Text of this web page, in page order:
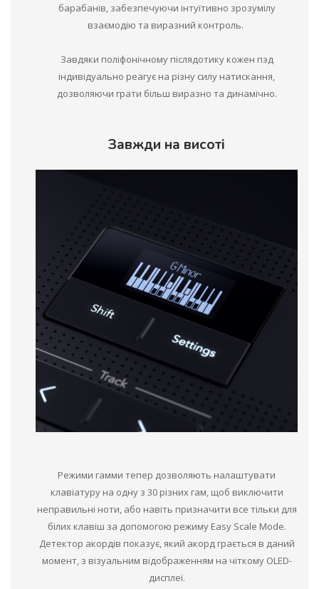
барабанів, забезпечуючи інтуїтивно зрозумілу
взаємодію та виразний контроль.
Завдяки поліфонічному післядотику кожен пэд
індивідуально реагує на різну силу натискання,
дозволяючи грати більш виразно та динамічно.
Завжди на висоті
Режими гамми тепер дозволяють налаштувати
клавіатуру на одну з 30 різних гам, щоб виключити
неправильні ноти, або навіть призначити все тільки для
білих клавіш за допомогою режиму Easy Scale Mode.
Детектор акордів показує, який акорд грається в даний
момент, з візуальним відображенням на чіткому OLED-
дисплеї.